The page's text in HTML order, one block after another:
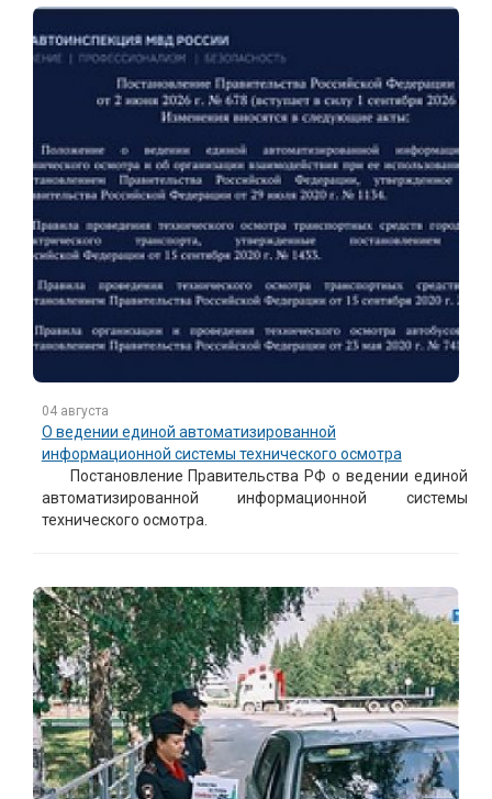
04 августа
О ведении единой автоматизированной
информационной системы технического осмотра
Постановление Правительства РФ о ведении единой
автоматизированной информационной системы
технического осмотра.